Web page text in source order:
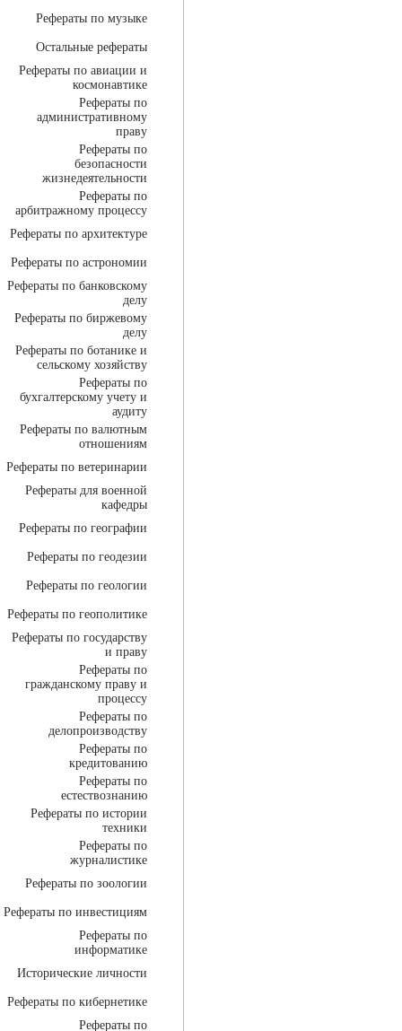
Рефераты по музыке
Остальные рефераты
Рефераты по авиации и
космонавтике
Рефераты по
административному
праву
Рефераты по
безопасности
жизнедеятельности
Рефераты по
арбитражному процессу
Рефераты по архитектуре
Рефераты по астрономии
Рефераты по банковскому
делу
Рефераты по биржевому
делу
Рефераты по ботанике и
сельскому хозяйству
Рефераты по
бухгалтерскому учету и
аудиту
Рефераты по валютным
отношениям
Рефераты по ветеринарии
Рефераты для военной
кафедры
Рефераты по географии
Рефераты по геодезии
Рефераты по геологии
Рефераты по геополитике
Рефераты по государству
и праву
Рефераты по
гражданскому праву и
процессу
Рефераты по
делопроизводству
Рефераты по
кредитованию
Рефераты по
естествознанию
Рефераты по истории
техники
Рефераты по
журналистике
Рефераты по зоологии
Рефераты по инвестициям
Рефераты по
информатике
Исторические личности
Рефераты по кибернетике
Рефераты по